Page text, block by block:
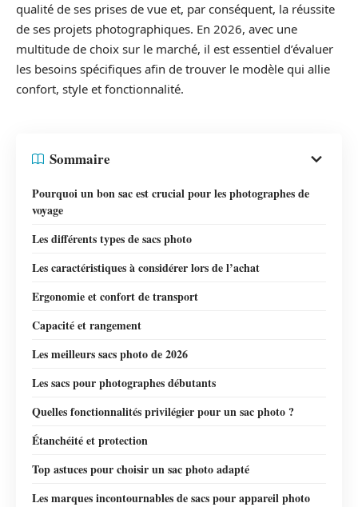
qualité de ses prises de vue et, par conséquent, la réussite
de ses projets photographiques. En 2026, avec une
multitude de choix sur le marché, il est essentiel d’évaluer
les besoins spécifiques afin de trouver le modèle qui allie
confort, style et fonctionnalité.
Sommaire
Pourquoi un bon sac est crucial pour les photographes de
voyage
Les différents types de sacs photo
Les caractéristiques à considérer lors de l’achat
Ergonomie et confort de transport
Capacité et rangement
Les meilleurs sacs photo de 2026
Les sacs pour photographes débutants
Quelles fonctionnalités privilégier pour un sac photo ?
Étanchéité et protection
Top astuces pour choisir un sac photo adapté
Les marques incontournables de sacs pour appareil photo